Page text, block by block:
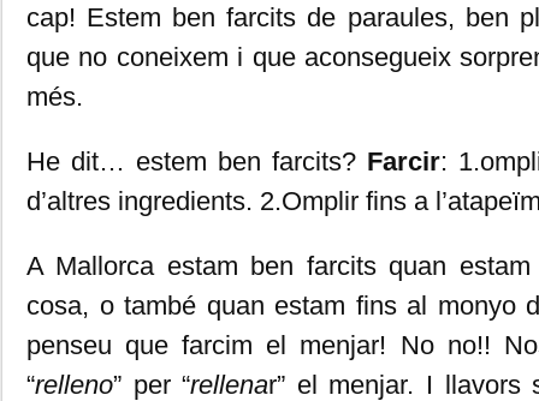
cap! Estem ben farcits de paraules, ben
que no coneixem i que aconsegueix
més.
He dit… estem ben farcits? Farcir:
d’altres ingredients. 2.Omplir fins a
A Mallorca estam ben farcits quan estam
cosa, o també quan estam fins al monyo
penseu que farcim el menjar! No no!!
“relleno” per “rellenar” el menjar. I llavors